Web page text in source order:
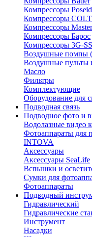
Компрессоры
Компрессоры
Компрессоры
Компрессоры Барос
Компрессоры 3G-
Воздушные помпы
Воздушные
Масло
Фильтры
Комплектующие
Оборудование для
Подводная связь
Подводное фото и
Водолазные видео
Фотоаппараты для
INTOVA
Аксессуары
Аксессуары SeaLife
Вспышки и
Сумки для
Фотоаппараты
Подводный
Гидравлический
Гидравлические
Инструмент
Насадки